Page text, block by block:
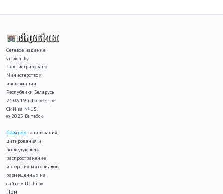
Сетевое издание
vitbichi.by
зарегистрировано
Министерством
информации
Республики Беларусь
24.06.19 в Госреестре
СМИ за № 15.
© 2025 Витебск
Порядок копирования,
цитирования и
последующего
распространение
авторских материалов,
размещенных на
сайте vitbichi.by
При